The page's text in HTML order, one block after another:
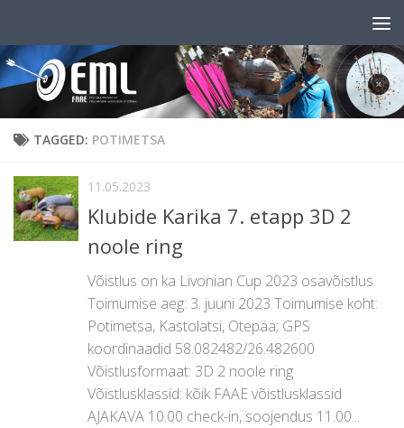
TAGGED: POTIMETSA
11.05.2023
Klubide Karika 7. etapp 3D 2
noole ring
Võistlus on ka Livonian Cup 2023 osavõistlus.
Toimumise aeg: 3. juuni 2023 Toimumise koht:
Potimetsa, Kastolatsi, Otepää; GPS
koordinaadid 58.082482/26.482600
Võistlusformaat: 3D 2 noole ring
Võistlusklassid: kõik FAAE võistlusklassid
AJAKAVA 10.00 check-in, soojendus 11.00...